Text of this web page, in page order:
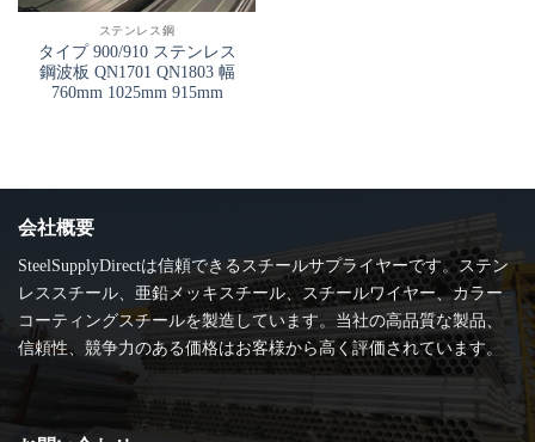
ステンレス鋼
タイプ 900/910 ステンレス
鋼波板 QN1701 QN1803 幅
760mm 1025mm 915mm
会社概要
SteelSupplyDirectは信頼できるスチールサプライヤーです。ステン
レススチール、亜鉛メッキスチール、スチールワイヤー、カラー
コーティングスチールを製造しています。当社の高品質な製品、
信頼性、競争力のある価格はお客様から高く評価されています。